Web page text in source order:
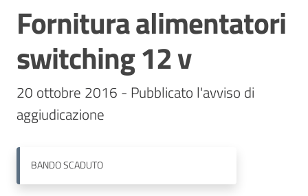
Stazioni
appaltanti
Contatti
Salta al contenuto
Fornitura alimentatori
switching 12 v
20 ottobre 2016 - Pubblicato l'avviso di
BANDOSCADUTO